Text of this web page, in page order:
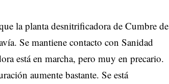
la planta desnitrificadora de Cumbre de
Se mantiene contacto con Sanidad
está en marcha, pero muy en precario.
aumente bastante. Se está